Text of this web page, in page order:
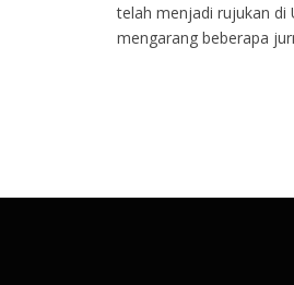
telah menjadi rujukan di
mengarang beberapa